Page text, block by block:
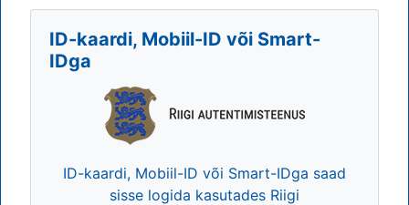
ID-kaardi, Mobiil-ID või Smart-
IDga
ID-kaardi, Mobiil-ID või Smart-IDga saad
sisse logida kasutades Riigi